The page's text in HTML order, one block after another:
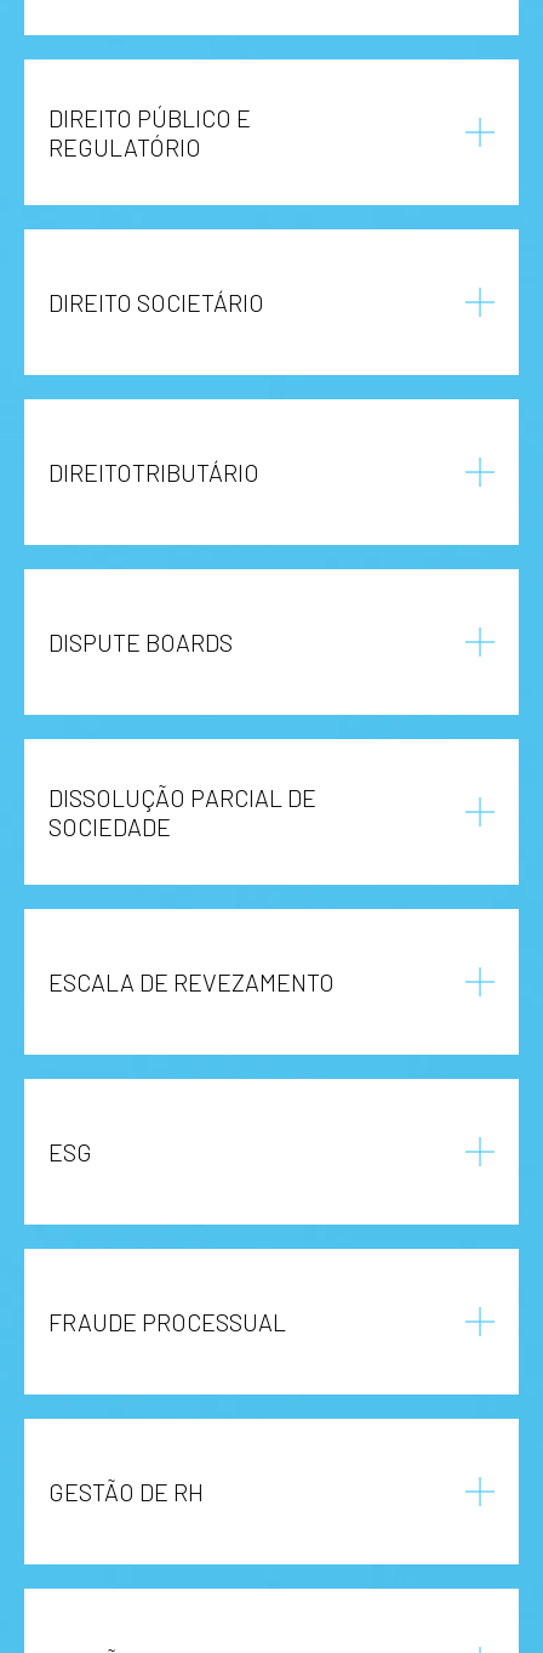
DIREITO PÚBLICO E
REGULATÓRIO
DIREITO SOCIETÁRIO
DIREITOTRIBUTÁRIO
DISPUTE BOARDS
DISSOLUÇÃO PARCIAL DE
SOCIEDADE
ESCALA DE REVEZAMENTO
ESG
FRAUDE PROCESSUAL
GESTÃO DE RH